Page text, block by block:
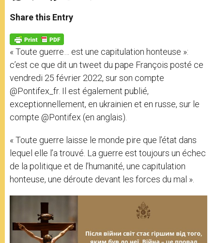
t
s
p
p
s
e
g
e
r
e
b
o
k
Share this Entry
« Toute guerre… est une capitulation honteuse »:
c’est ce que dit un tweet du pape François posté ce
vendredi 25 février 2022, sur son compte
@Pontifex_fr. Il est également publié,
exceptionnellement, en ukrainien et en russe, sur le
compte @Pontifex (en anglais).
« Toute guerre laisse le monde pire que l’état dans
lequel elle l’a trouvé. La guerre est toujours un échec
de la politique et de l’humanité, une capitulation
honteuse, une déroute devant les forces du mal ».